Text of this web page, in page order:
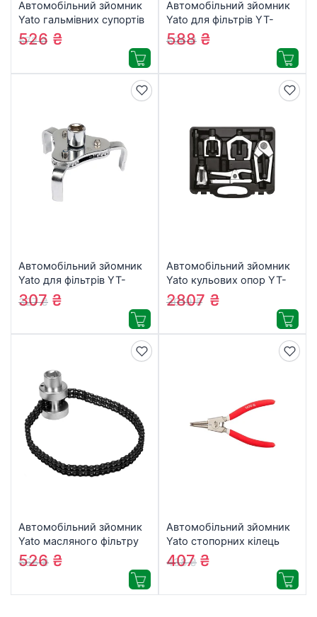
Автомобільний зйомник
Yato гальмівних супортів
YT-06561 (YT-06561)
572₴
526 ₴
Автомобільний зйомник
Yato для фільтрів YT-
08231 (YT-08231)
626₴
588 ₴
Автомобільний зйомник
Yato для фільтрів YT-
0826 (YT-0826)
327₴
307 ₴
Автомобільний зйомник
Yato кульових опор YT-
06157 (YT-06157)
3019₴
2807 ₴
Автомобільний зйомник
Yato масляного фільтру
50-120 мм (YT-08253)
566₴
526 ₴
Автомобільний зйомник
Yato стопорних кілець
YT-1993 (YT-1993)
438₴
407₴